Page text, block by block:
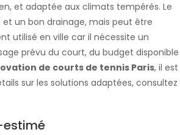
et adaptée aux climats tempérés. Le
un bon drainage, mais peut être
utilisé en ville car il nécessite un
prévu du court, du budget disponible
de courts de tennis Paris, il est
sur les solutions adaptées, consultez
estimé